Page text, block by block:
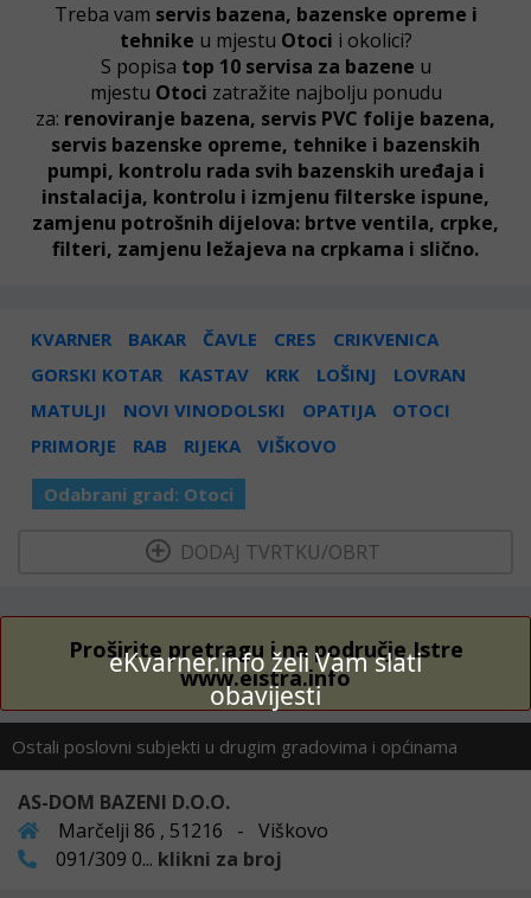
eKvarner.info želi Vam slati
obavijesti
Treba vam servis bazena, bazenske opreme i
tehnike u mjestu Otoci i okolici?
S popisa top 10 servisa za bazene u
mjestu Otoci zatražite najbolju ponudu
za: renoviranje bazena, servis PVC folije bazena,
servis bazenske opreme, tehnike i bazenskih
pumpi, kontrolu rada svih bazenskih uređaja i
instalacija, kontrolu i izmjenu filterske ispune,
zamjenu potrošnih dijelova: brtve ventila, crpke,
filteri, zamjenu ležajeva na crpkama i slično.
KVARNER BAKAR ČAVLE CRES
CRIKVENICA
GORSKI KOTAR
KASTAV KRK LOŠINJ
LOVRAN
MATULJI
NOVI VINODOLSKI OPATIJA
OTOCI
PRIMORJE
RAB RIJEKA VIŠKOVO
Odabrani grad: Otoci
DODAJ TVRTKU/OBRT
Proširite pretragu i na područje Istre
www.eistra.info
Ostali poslovni subjekti u drugim gradovima i općinama
AS-DOM BAZENI D.O.O.
Marčelji 86 , 51216 - Viškovo
091/309 0... klikni za broj